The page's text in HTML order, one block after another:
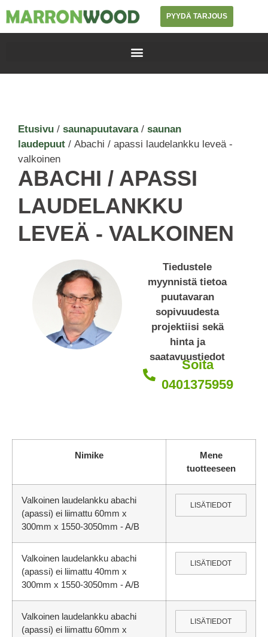
PYYDÄ TARJOUS
Etusivu / saunapuutavara/ saunan
laudepuut / Abachi / apassi laudelankku leveä -
valkoinen
ABACHI / APASSI
LAUDELANKKU
LEVEÄ - VALKOINEN
Tiedustele
myynnistä tietoa
puutavaran
sopivuudesta
projektiisi sekä
hinta ja
saatavuustiedot
Soita
0401375959
Nimike
Mene
tuotteeseen
Valkoinen laudelankku abachi
(apassi) ei liimattu 60mm x
300mm x 1550-3050mm - A/B
LISÄTIEDOT
Valkoinen laudelankku abachi
(apassi) ei liimattu 40mm x
300mm x 1550-3050mm - A/B
LISÄTIEDOT
Valkoinen laudelankku abachi
(apassi) ei liimattu 60mm x
LISÄTIEDOT